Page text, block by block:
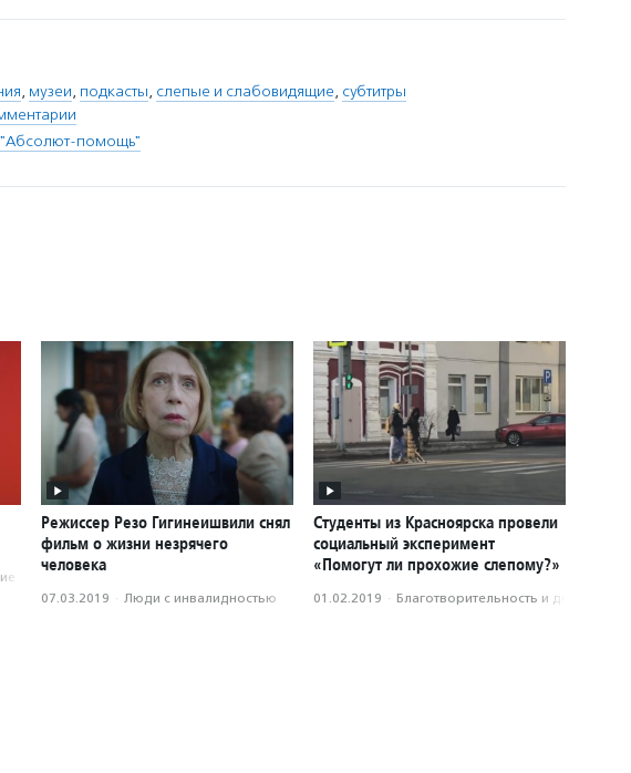
, музеи, подкасты, слепые и слабовидящие, субтитры
"Абсолют-помощь"
Режиссер Резо Гигинеишвили снял
фильм о жизни незрячего
человека
07.03.2019 · Люди с инвалидностью
Студенты из Красноярска провели
социальный эксперимент
«Помогут ли прохожие слепому?»
01.02.2019 · Благотвори­тель­ность и